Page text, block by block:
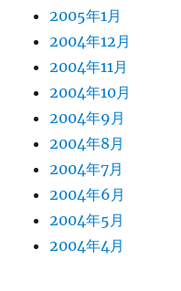
2005年1月
2004年12月
2004年11月
2004年10月
2004年9月
2004年8月
2004年7月
2004年6月
2004年5月
2004年4月